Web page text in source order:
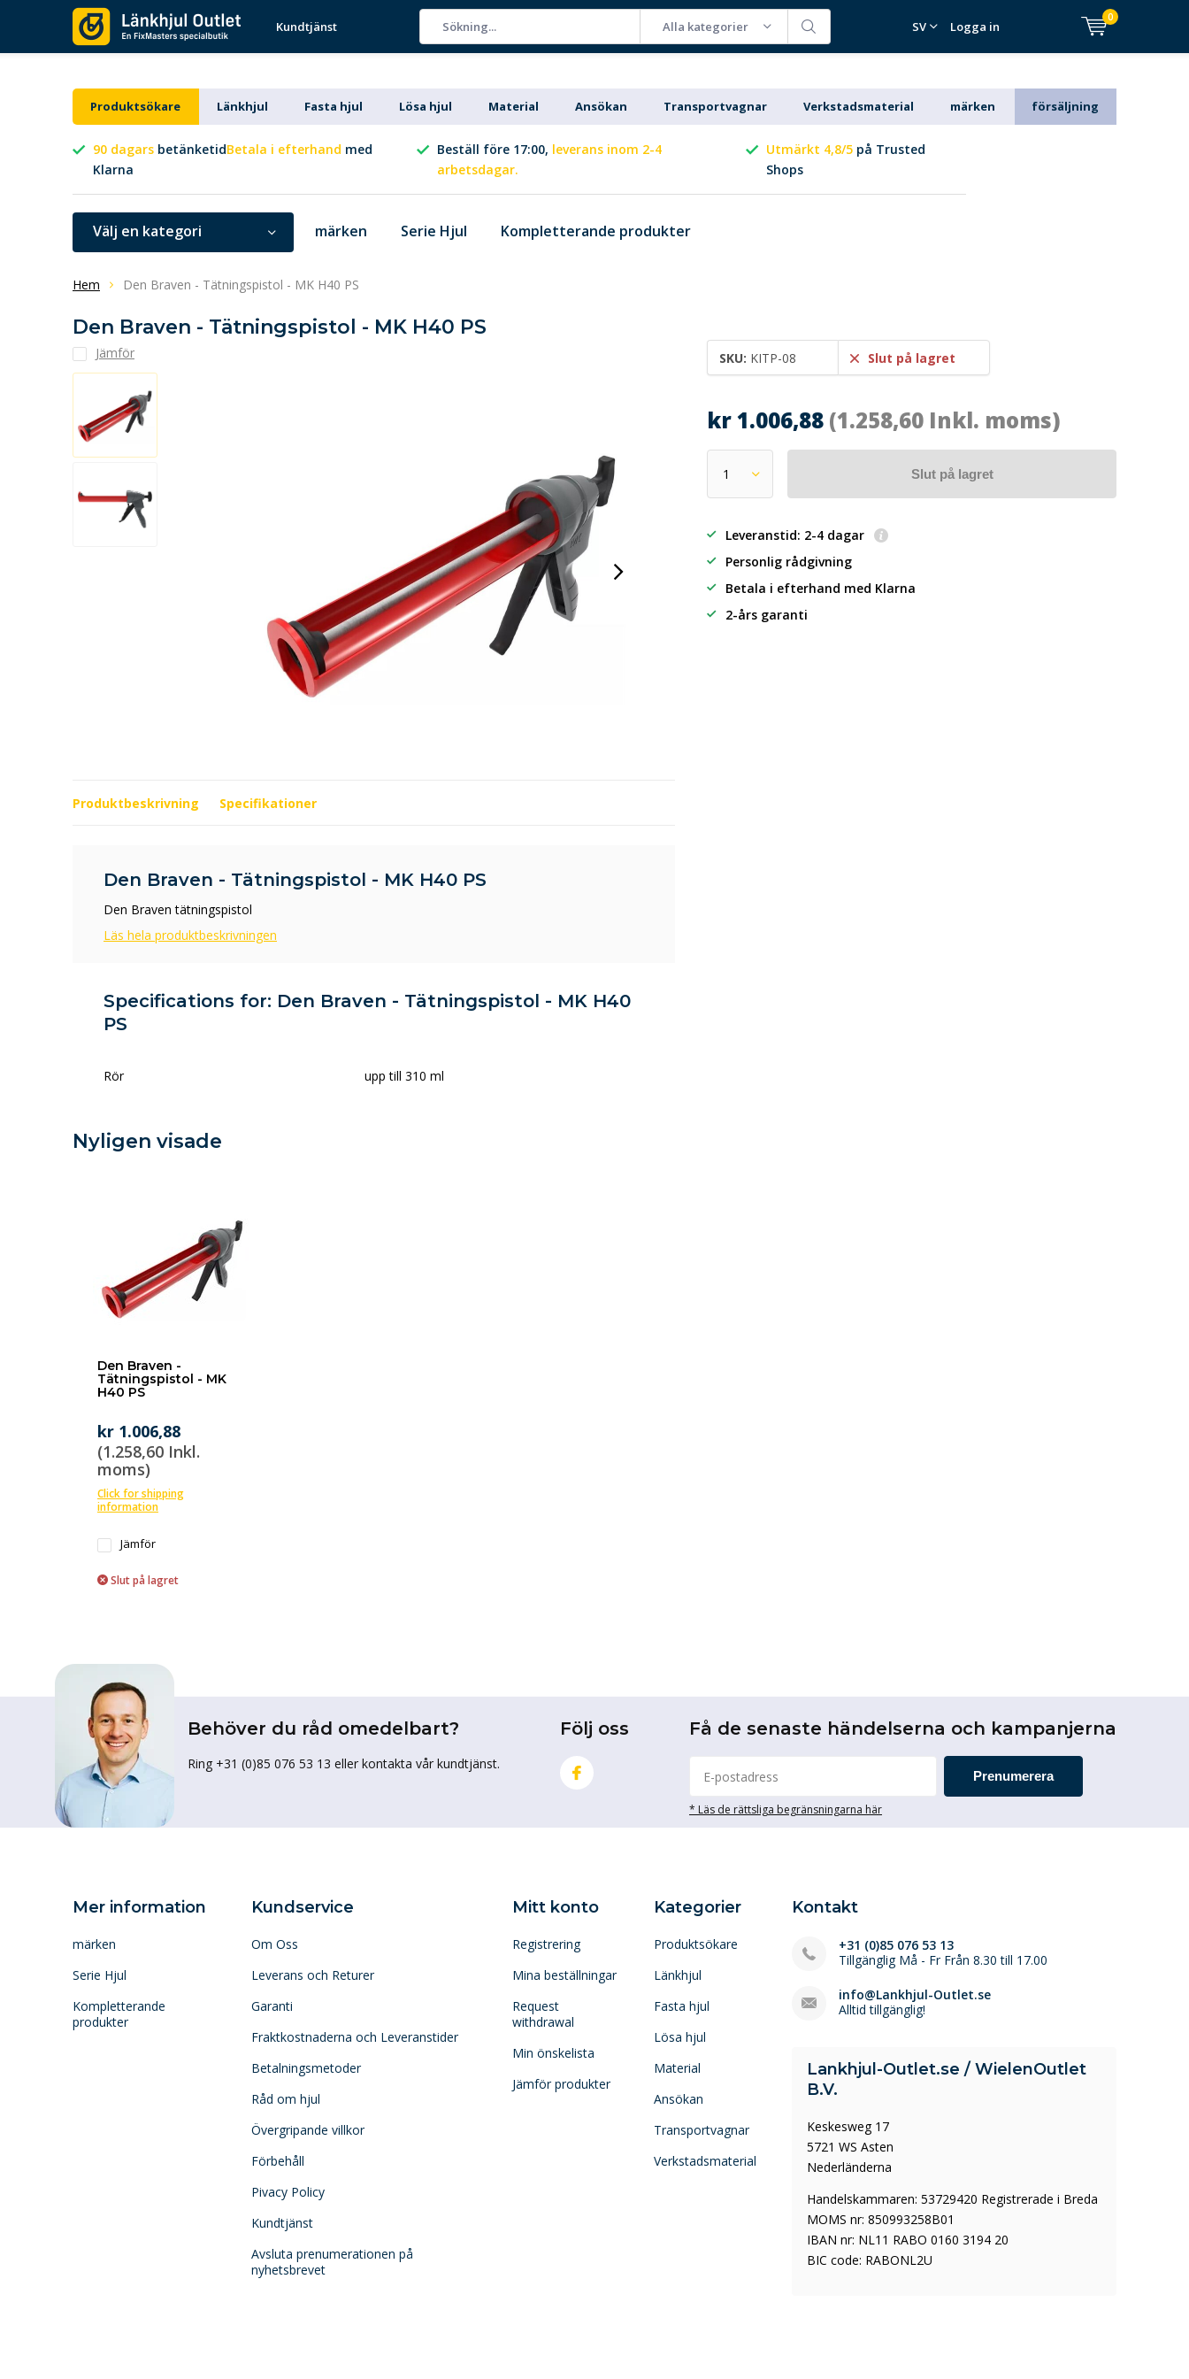
Kundtjänst Alla kategorier SV Logga in
0
Produktsökare Länkhjul Fasta hjul Lösa hjul Material Ansökan Transportvagnar Verkstadsmaterial märken försäljning
90 dagars betänketidBetala i efterhand med
Klarna
Beställ före 17:00, leverans inom 2-4
arbetsdagar.
Utmärkt 4,8/5 på Trusted
Shops
Välj en kategori märken Serie Hjul Kompletterande produkter
Hem Den Braven - Tätningspistol - MK H40 PS
Den Braven - Tätningspistol - MK H40 PS
Jämför SKU: KITP-08 Slut på lagret
kr 1.006,88 (1.258,60 Inkl. moms)
Slut på lagret
Leveranstid: 2-4 dagar
Personlig rådgivning
Betala i efterhand med Klarna
2-års garanti
Produktbeskrivning Specifikationer
Den Braven - Tätningspistol - MK H40 PS
Den Braven tätningspistol
Läs hela produktbeskrivningen
Specifications for: Den Braven - Tätningspistol - MK H40
PS
Rör upp till 310 ml
Nyligen visade
Den Braven -
Tätningspistol - MK
H40 PS
kr 1.006,88
(1.258,60 Inkl.
moms)
Click for shipping
information
Jämför
Slut på lagret
Behöver du råd omedelbart?
Ring +31 (0)85 076 53 13 eller kontakta vår kundtjänst.
Följ oss Få de senaste händelserna och kampanjerna
Prenumerera
* Läs de rättsliga begränsningarna här
Mer information
märken
Serie Hjul
Kompletterande
produkter
Kundservice
Om Oss
Leverans och Returer
Garanti
Fraktkostnaderna och Leveranstider
Betalningsmetoder
Råd om hjul
Övergripande villkor
Förbehåll
Pivacy Policy
Kundtjänst
Avsluta prenumerationen på
nyhetsbrevet
Mitt konto
Registrering
Mina beställningar
Request
withdrawal
Min önskelista
Jämför produkter
Kategorier
Produktsökare
Länkhjul
Fasta hjul
Lösa hjul
Material
Ansökan
Transportvagnar
Verkstadsmaterial
Kontakt
+31 (0)85 076 53 13
Tillgänglig Må - Fr Från 8.30 till 17.00
info@Lankhjul-Outlet.se
Alltid tillgänglig!
Lankhjul-Outlet.se / WielenOutlet
B.V.
Keskesweg 17
5721 WS Asten
Nederländerna
Handelskammaren: 53729420 Registrerade i Breda
MOMS nr: 850993258B01
IBAN nr: NL11 RABO 0160 3194 20
BIC code: RABONL2U